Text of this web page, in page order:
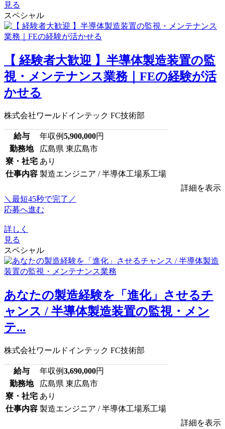
見る
スペシャル
【 経験者大歓迎 】半導体製造装置の監
視・メンテナンス業務｜FEの経験が活
かせる
株式会社ワールドインテック FC技術部
給与 年収例5,900,000円
勤務地
広島県 東広島市
寮・社宅 あり
仕事内容 製造エンジニア / 半導体工場系工場
詳細を表示
＼最短45秒で完了／
応募へ進む
詳しく
見る
スペシャル
あなたの製造経験を「進化」させるチ
ャンス / 半導体製造装置の監視・メン
テ...
株式会社ワールドインテック FC技術部
給与 年収例3,690,000円
勤務地
広島県 東広島市
寮・社宅 あり
仕事内容 製造エンジニア / 半導体工場系工場
詳細を表示